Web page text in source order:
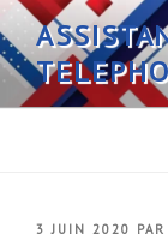
Aller
au
contenu
principal
PUBLIÉ
3 JUIN 2020 PAR